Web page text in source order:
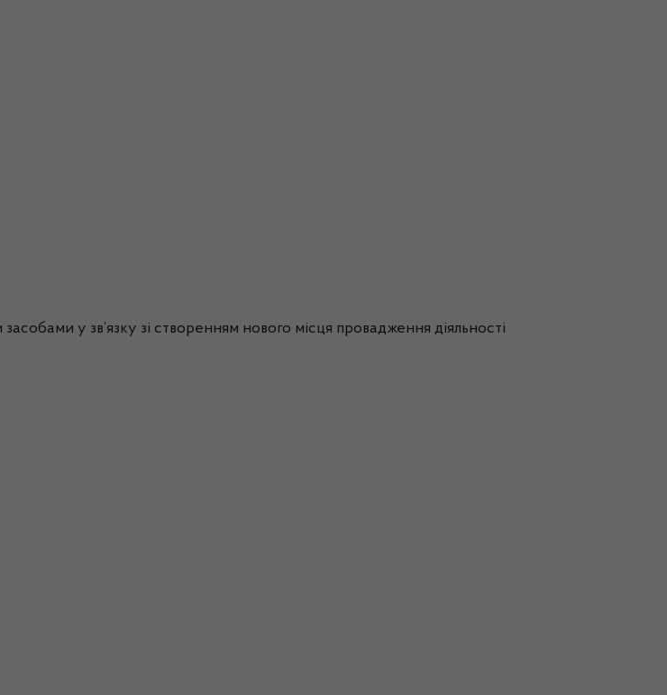
у зв’язку зі створенням нового місця провадження діяльності